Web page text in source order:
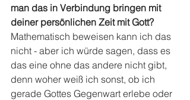
man das in Verbindung bringen mit
deiner persönlichen Zeit mit Gott?
Mathematisch beweisen kann ich das
nicht - aber ich würde sagen, dass es
das eine ohne das andere nicht gibt,
denn woher weiß ich sonst, ob ich
gerade Gottes Gegenwart erlebe oder